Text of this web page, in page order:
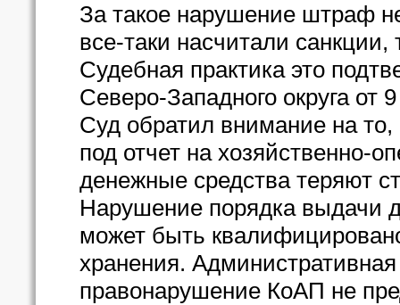
За такое нарушение штраф
все-таки насчитали
Судебная практика это
Северо-Западного округа от
Суд обратил внимание на
под отчет на хозяйственно-
денежные средства теряют
Нарушение порядка выдачи
может быть
хранения. Административная
правонарушение КоАП не